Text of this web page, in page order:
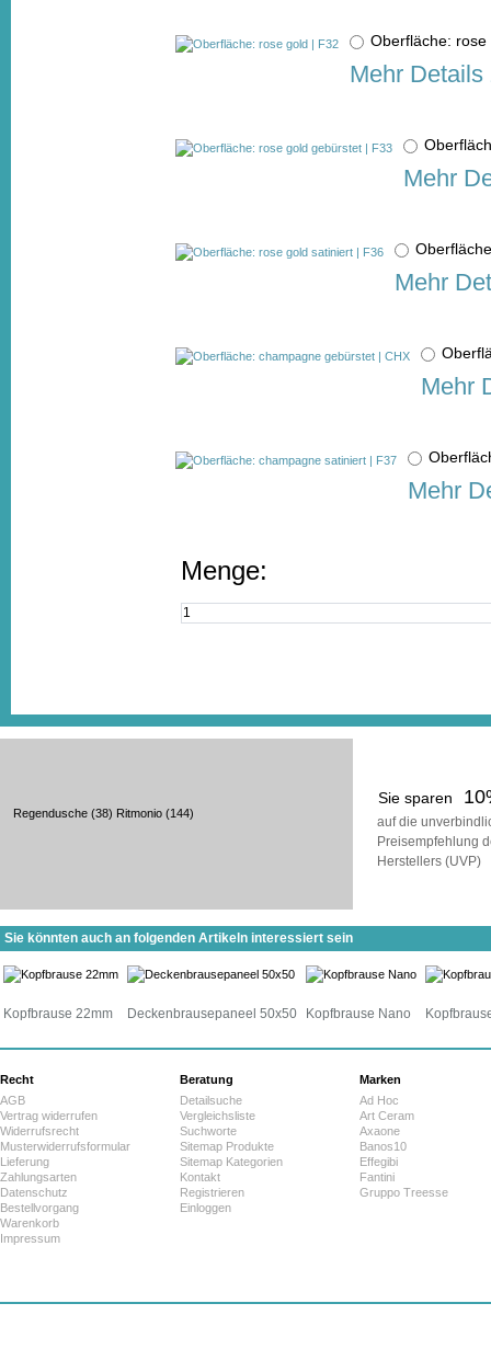
Oberfläche:
Mehr
Mehr
Mehr
Mehr
Mehr
Menge:
Sie sparen
auf die
Preisempfehlung
Herstellers (UVP)
Regendusche (38) Ritmonio (144)
Sie könnten auch an folgenden Artikeln interessiert sein
Kopfbrause 22mm Deckenbrausepaneel 50x50 Kopfbrause Nano
Recht
AGB
Vertrag widerrufen
Widerrufsrecht
Musterwiderrufsformular
Lieferung
Zahlungsarten
Datenschutz
Bestellvorgang
Warenkorb
Impressum
Beratung
Detailsuche
Vergleichsliste
Suchworte
Sitemap Produkte
Sitemap Kategorien
Kontakt
Registrieren
Einloggen
Marken
Ad Hoc
Art Ceram
Axaone
Banos10
Effegibi
Fantini
Gruppo Treesse